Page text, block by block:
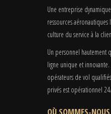
Une entreprise
ressources aéronautiques
culture du service à la
Un personnel hautement
ligne unique et
opérateurs de vol
privés est opérationnel